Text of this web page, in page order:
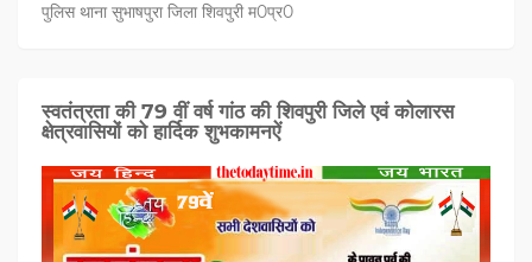
पुलिस थाना सुभाषपुरा जिला शिवपुरी म0प्र0
स्वतंत्रता की 79 वीं वर्ष गांठ की शिवपुरी जिले एवं कोलारस
क्षेत्रवासियों को हार्दिक शुभकामनऐं